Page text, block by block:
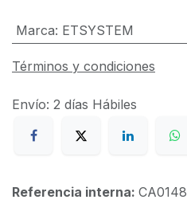
Marca: ETSYSTEM
Términos y condiciones
Envío: 2 días Hábiles
Referencia interna: CA0148